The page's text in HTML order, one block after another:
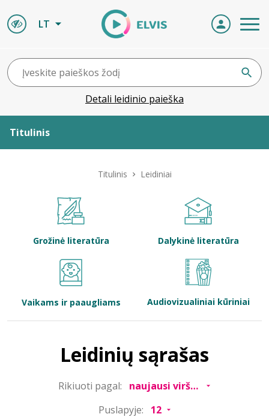
LT
Detali leidinio paieška
Titulinis
Bibliotekoms
Titulinis Leidiniai
Grožinė literatūra Dalykinė literatūra
Vaikams ir paaugliams Audiovizualiniai kūriniai
Leidinių sąrašas
Rikiuoti pagal:
Puslapyje: